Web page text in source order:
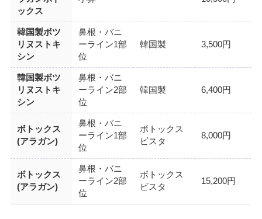
ックス
韓国製ボツ
リヌストキ
シン
鼻根・バニ
ーライン1部
位
韓国製 3,500円
韓国製ボツ
リヌストキ
シン
鼻根・バニ
ーライン2部
位
韓国製 6,400円
ボトックス
(アラガン)
鼻根・バニ
ーライン1部
位
ボトックス
ビスタ
8,000円
ボトックス
(アラガン)
鼻根・バニ
ーライン2部
位
ボトックス
ビスタ
15,200円